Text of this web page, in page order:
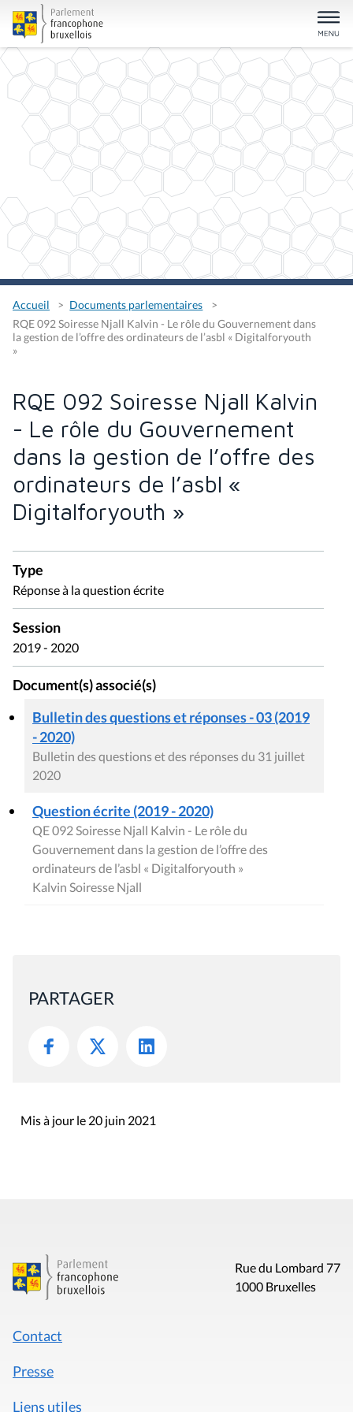
Accueil
Documents parlementaires
RQE 092 Soiresse Njall Kalvin - Le rôle du Gouvernement dans
la gestion de l’offre des ordinateurs de l’asbl « Digitalforyouth
»
RQE 092 Soiresse Njall Kalvin
- Le rôle du Gouvernement
dans la gestion de l’offre des
ordinateurs de l’asbl «
Digitalforyouth »
Type
Réponse à la question écrite
Session
2019 - 2020
Document(s) associé(s)
Bulletin des questions et réponses - 03 (2019
- 2020)
Bulletin des questions et des réponses du 31 juillet
2020
Question écrite (2019 - 2020)
QE 092 Soiresse Njall Kalvin - Le rôle du
Gouvernement dans la gestion de l’offre des
ordinateurs de l’asbl « Digitalforyouth »
Kalvin Soiresse Njall
PARTAGER
Mis à jour le 20 juin 2021
Rue du Lombard 77
1000 Bruxelles
Contact
Presse
Liens utiles